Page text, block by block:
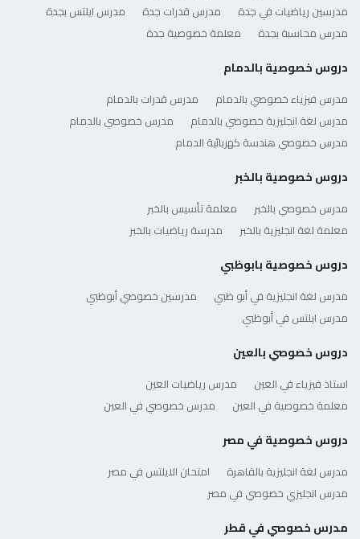
مدرسين رياضيات في جدة
مدرس قدرات جدة
مدرس ايلتس بجدة
مدرس محاسبة بجدة
معلمة خصوصية جدة
دروس خصوصية بالدمام
مدرس فيزياء خصوصي بالدمام
مدرس قدرات بالدمام
مدرس لغة انجليزية خصوصي بالدمام
مدرس خصوصي بالدمام
مدرس خصوصي هندسة كهربائية الدمام
دروس خصوصية بالخبر
مدرس خصوصي بالخبر
معلمة تأسيس بالخبر
معلمة لغة انجليزية بالخبر
مدرسة رياضيات بالخبر
دروس خصوصية بابوظبي
مدرس لغة انجليزية في أبو ظبي
مدرسين خصوصي أبوظبي
مدرس ايلتس في أبوظبي
دروس خصوصي بالعين
استاذ فيزياء في العين
مدرس رياضيات العين
معلمة خصوصية في العين
مدرس خصوصي في العين
دروس خصوصية في مصر
مدرس لغة انجليزية بالقاهرة
امتحان الايلتس في مصر
مدرس انجليزي خصوصي في مصر
مدرس خصوصي في قطر